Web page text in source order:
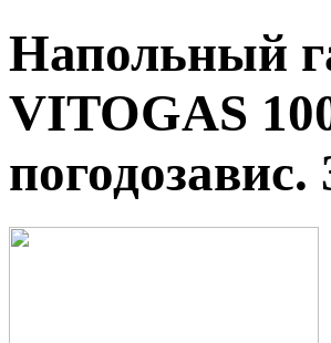
Напольный
VITOGAS